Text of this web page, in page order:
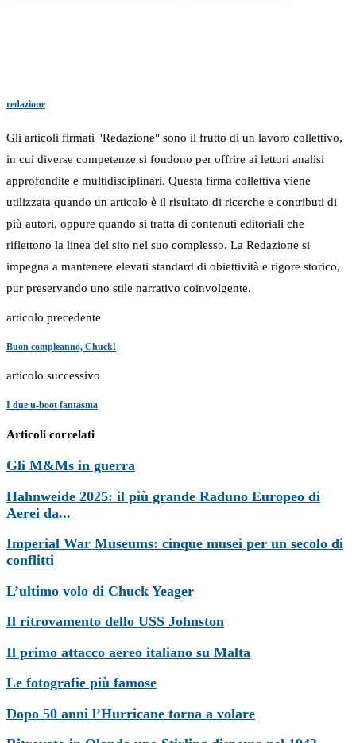
redazione
Gli articoli firmati "Redazione" sono il frutto di un lavoro collettivo,
in cui diverse competenze si fondono per offrire ai lettori analisi
approfondite e multidisciplinari. Questa firma collettiva viene
utilizzata quando un articolo è il risultato di ricerche e contributi di
più autori, oppure quando si tratta di contenuti editoriali che
riflettono la linea del sito nel suo complesso. La Redazione si
impegna a mantenere elevati standard di obiettività e rigore storico,
pur preservando uno stile narrativo coinvolgente.
articolo precedente
Buon compleanno, Chuck!
articolo successivo
I due u-boot fantasma
Articoli correlati
Gli M&Ms in guerra
Hahnweide 2025: il più grande Raduno Europeo di
Aerei da...
Imperial War Museums: cinque musei per un secolo di
conflitti
L’ultimo volo di Chuck Yeager
Il ritrovamento dello USS Johnston
Il primo attacco aereo italiano su Malta
Le fotografie più famose
Dopo 50 anni l’Hurricane torna a volare